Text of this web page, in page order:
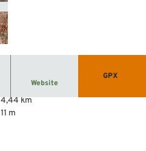
Website
GPX
4,44 km
11 m